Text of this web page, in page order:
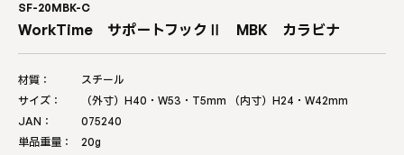
SF-20MBK-C
WorkTime サポートフックⅡ MBK カラビナ
材質：
スチール
サイズ：
（外寸）H40・W53・T5mm （内寸）H24・W42mm
JAN：
075240
単品重量：
20g